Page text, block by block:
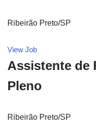
Ribeirão Preto/SP
View Job
Assistente de
Pleno
Ribeirão Preto/SP